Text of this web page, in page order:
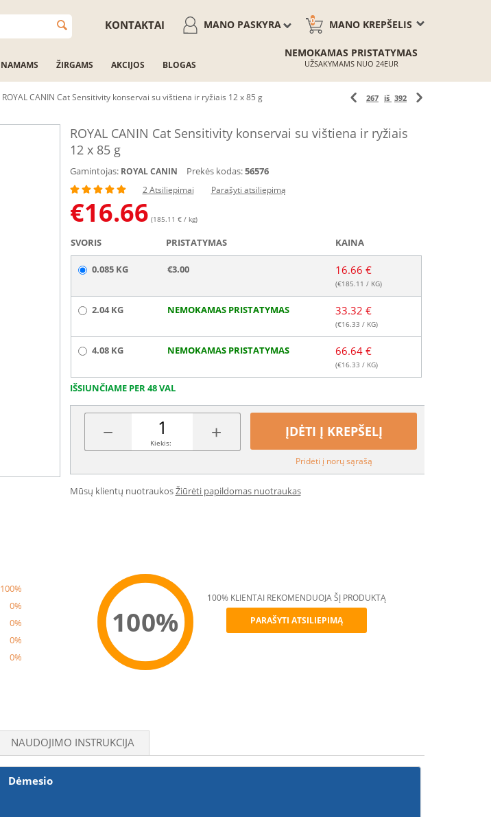
MANO KREPŠELIS
0
MANO PASKYRA
KONTAKTAI
NAMAMS ŽIRGAMS AKCIJOS BLOGAS
NEMOKAMAS PRISTATYMAS
UŽSAKYMAMS NUO 24EUR
ROYAL CANIN Cat Sensitivity konservai su vištiena ir ryžiais 12 x 85 g 267 iš 392
ROYAL CANIN Cat Sensitivity konservai su vištiena ir ryžiais
12 x 85 g
Gamintojas: ROYAL CANIN Prekės kodas:56576
2 Atsiliepimai Parašyti atsiliepimą
€16.66 (185.11 € / kg)
SVORIS PRISTATYMAS KAINA
0.085 KG €3.00 16.66 €
(€185.11 / KG)
2.04 KG NEMOKAMAS PRISTATYMAS 33.32 €
(€16.33 / KG)
4.08 KG NEMOKAMAS PRISTATYMAS 66.64 €
(€16.33 / KG)
IŠSIUNČIAME PER 48 VAL
− +
Kiekis:
ĮDĖTI Į KREPŠELĮ
Pridėti į norų sąrašą
Mūsų klientų nuotraukosŽiūrėti papildomas nuotraukas
100%
0%
0%
0%
0%
100%
Recommend
100% KLIENTAI REKOMENDUOJA ŠĮ PRODUKTĄ
PARAŠYTI ATSILIEPIMĄ
NAUDOJIMO INSTRUKCIJA
Dėmesio